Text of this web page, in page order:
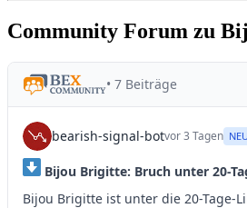
Community Forum zu